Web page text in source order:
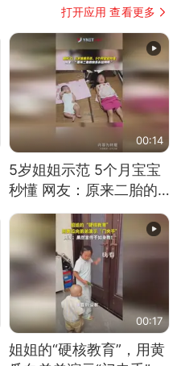
打开应用 查看更多
00:14
5岁姐姐示范 5个月宝宝
秒懂 网友：原来二胎的
快乐长这样
00:17
姐姐的“硬核教育”，用黄